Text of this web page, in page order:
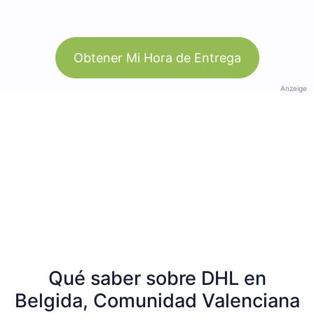
Obtener Mi Hora de Entrega
Anzeige
Qué saber sobre DHL en
Belgida, Comunidad Valenciana